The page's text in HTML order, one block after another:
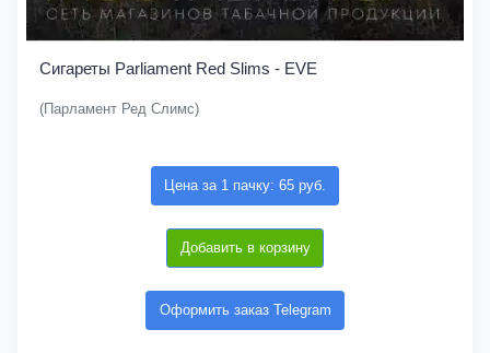
Сигареты Parliament Red Slims - EVE
(Парламент Ред Слимс)
Цена за 1 пачку: 65 руб.
Добавить в корзину
Оформить заказ Telegram